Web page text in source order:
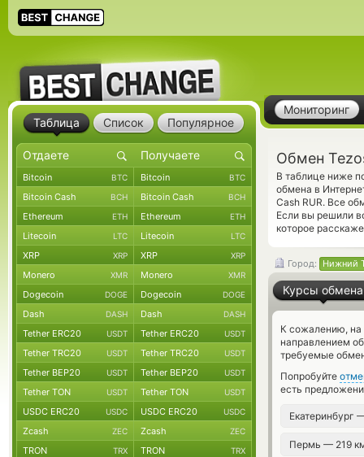
Мониторинг
Обмен
В таблице ниже
обмена в
Cash RUR. Все
Если вы решили
которое
Город: Нижний
Курсы обмена
К сожалению, на
направлением
требуемые
Попробуйте
есть
Пермь — 219
Таблица Список Популярное
Bitcoin BTC Bitcoin BTC
Bitcoin Cash BCH Bitcoin Cash BCH
Ethereum ETH Ethereum ETH
Litecoin LTC Litecoin LTC
XRP XRP XRP XRP
Monero XMR Monero XMR
Dogecoin DOGE Dogecoin DOGE
Dash DASH Dash DASH
Tether ERC20 USDT Tether ERC20 USDT
Tether TRC20 USDT Tether TRC20 USDT
Tether BEP20 USDT Tether BEP20 USDT
Tether TON USDT Tether TON USDT
USDC ERC20 USDC USDC ERC20 USDC
Zcash ZEC Zcash ZEC
TRON TRX TRON TRX